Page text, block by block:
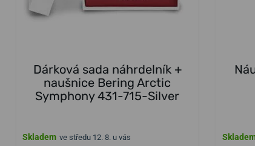
Dárková sada náhrdelník +
naušnice Bering Arctic
Symphony 431-715-Silver
Skladem ve středu 12. 8. u vás